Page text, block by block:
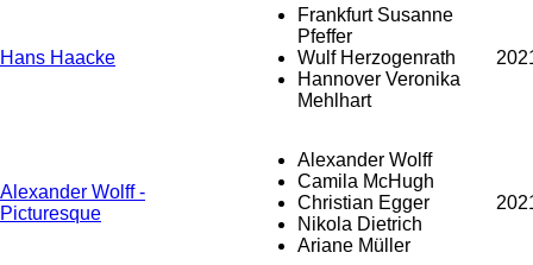
Hans Haacke
Frankfurt Susanne
Pfeffer
Wulf Herzogenrath
Hannover Veronika
Mehlhart
Alexander Wolff -
Picturesque
Alexander Wolff
Camila McHugh
Christian Egger
Nikola Dietrich
Ariane Müller